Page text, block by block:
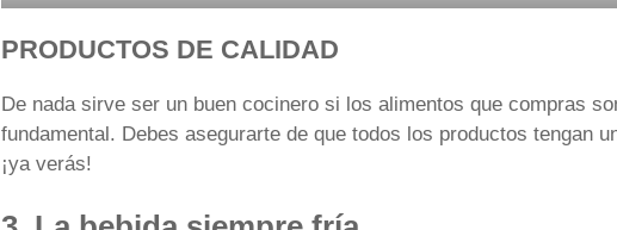
PRODUCTOS DE CALIDAD
De nada sirve ser un buen cocinero si los alimentos que compras
fundamental. Debes asegurarte de que todos los productos tengan
¡ya verás!